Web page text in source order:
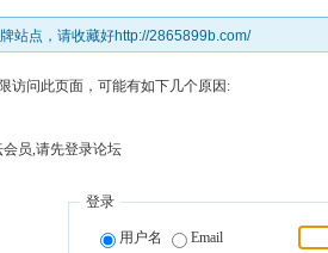
站点，请收藏好http://2865899b.com/
访问此页面，可能有如下几个原因:
员,请先登录论坛
登录
用户名 Email